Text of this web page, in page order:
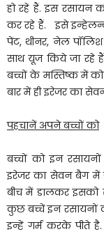
हो रहे हैं. इस रसायन
कर रहे हैं. इसे
पेंट, थीनर, नेल
साथ यूज किये जा रहे हैं
बच्चों के मस्तिष्क में
बार में ही इरेजर का
पहचानें अपने बच्चों को
बच्चों को इन
इरेजर का सेवन बैग में
बीच में डालकर इसको
कुछ बच्चें इन रसायनों
इन्हें गर्म करके पीते